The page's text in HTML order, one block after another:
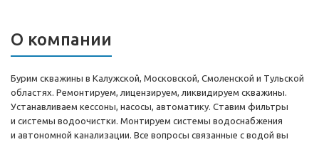
О компании
Бурим скважины в Калужской, Московской, Смоленской и Тульской
областях. Ремонтируем, лицензируем, ликвидируем скважины.
Устанавливаем кессоны, насосы, автоматику. Ставим фильтры
и системы водоочистки. Монтируем системы водоснабжения
и автономной канализации. Все вопросы связанные с водой вы